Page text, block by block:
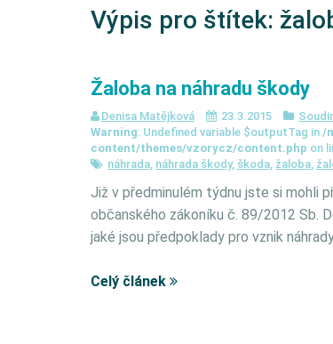
Výpis pro štítek:
Žaloba na náhradu škody
Denisa Matějková 23.3.2015
Warning: Undefined variable $outputTag in /
content/themes/vzorycz/content.php on
náhrada, náhrada škody, škoda, žaloba,
Již v předminulém týdnu jste si mohli
občanského zákoníku č. 89/2012 Sb.
jaké jsou předpoklady pro vznik
Celý článek